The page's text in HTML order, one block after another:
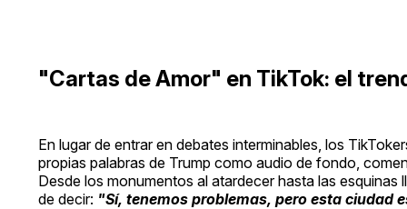
"Cartas de Amor" en TikTok: el
En lugar de entrar en debates interminables, los
propias palabras de Trump como audio de fondo,
Desde los monumentos al atardecer hasta las esquinas
de decir: "Sí, tenemos problemas, pero esta ciudad